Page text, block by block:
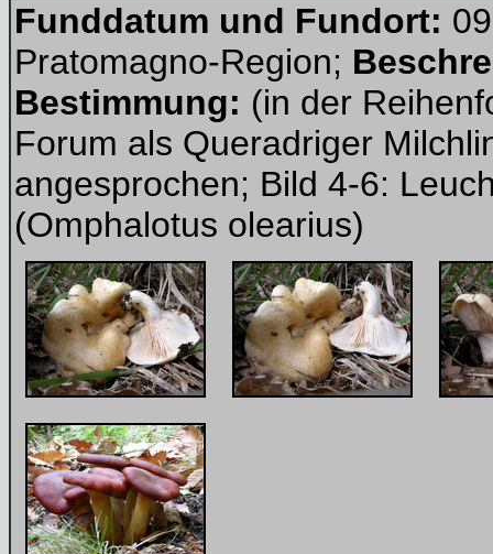
Funddatum und Fundort:
Pratomagno-Region;
Bestimmung: (in der
Forum als Queradriger
angesprochen; Bild 4-6:
(Omphalotus olearius)